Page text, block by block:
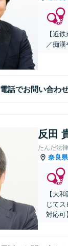
【近
／痴
電話でお問い合わ
反田
たんだ法
奈良県
【大
じて
対応可